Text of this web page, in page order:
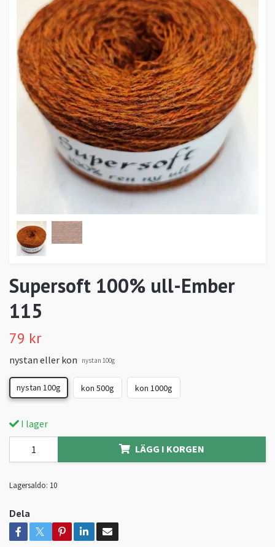
Supersoft 100% ull-Ember
115
79 kr
nystan eller kon nystan 100g
nystan 100g kon 500g kon 1000g
I lager
LÄGG I KORGEN
Lagersaldo: 10
Dela